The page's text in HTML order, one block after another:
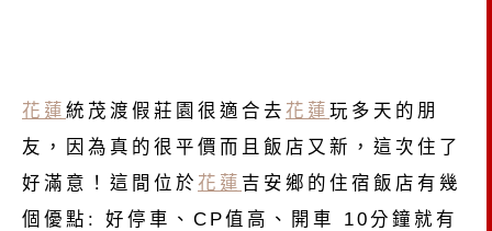
花蓮 統茂渡假莊園很適合去 花蓮 玩多天的朋
友，因為真的很平價而且飯店又新，這次住了
好滿意！這間位於 花蓮 吉安鄉的住宿飯店有幾
個優點: 好停車、CP值高、開車 10分鐘就有